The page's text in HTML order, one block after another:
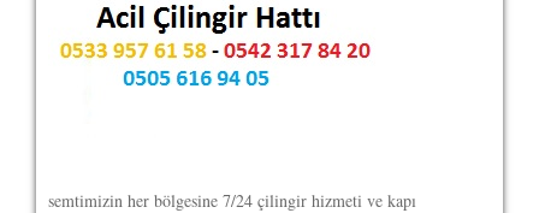
semtimizin her bölgesine 7/24 çilingir hizmeti ve kapı